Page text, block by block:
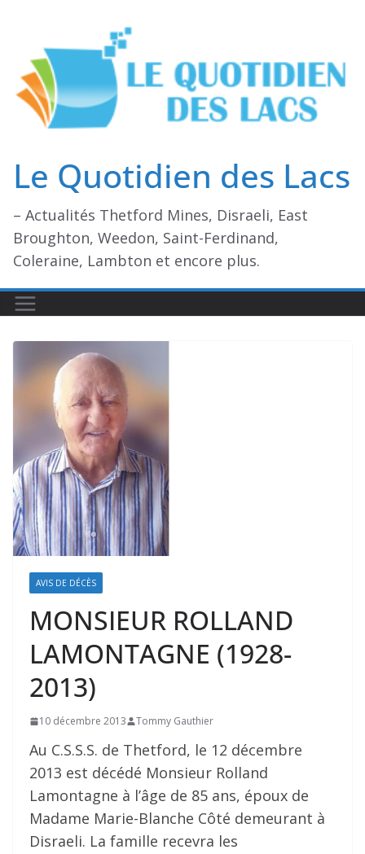
contenu
Le Quotidien des Lacs
– Actualités Thetford Mines, Disraeli, East
Broughton, Weedon, Saint-Ferdinand,
Coleraine, Lambton et encore plus.
AVIS DE DÉCÈS
MONSIEUR ROLLAND
LAMONTAGNE (1928-
2013)
10 décembre 2013 Tommy Gauthier
Au C.S.S.S. de Thetford, le 12 décembre
2013 est décédé Monsieur Rolland
Lamontagne à l’âge de 85 ans, époux de
Madame Marie-Blanche Côté demeurant à
Disraeli. La famille recevra les